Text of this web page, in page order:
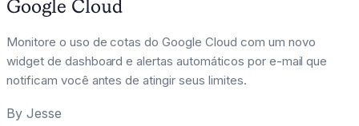
Google Cloud
Monitore o uso de cotas do Google Cloud com um novo
widget de dashboard e alertas automáticos por e-mail que
notificam você antes de atingir seus limites.
By Jesse